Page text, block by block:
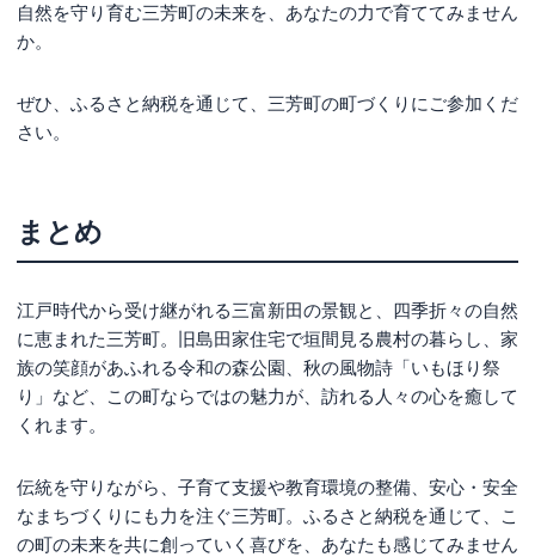
自然を守り育む三芳町の未来を、あなたの力で育ててみません
か。
ぜひ、ふるさと納税を通じて、三芳町の町づくりにご参加くだ
さい。
まとめ
江戸時代から受け継がれる三富新田の景観と、四季折々の自然
に恵まれた三芳町。旧島田家住宅で垣間見る農村の暮らし、家
族の笑顔があふれる令和の森公園、秋の風物詩「いもほり祭
り」など、この町ならではの魅力が、訪れる人々の心を癒して
くれます。
伝統を守りながら、子育て支援や教育環境の整備、安心・安全
なまちづくりにも力を注ぐ三芳町。ふるさと納税を通じて、こ
の町の未来を共に創っていく喜びを、あなたも感じてみません